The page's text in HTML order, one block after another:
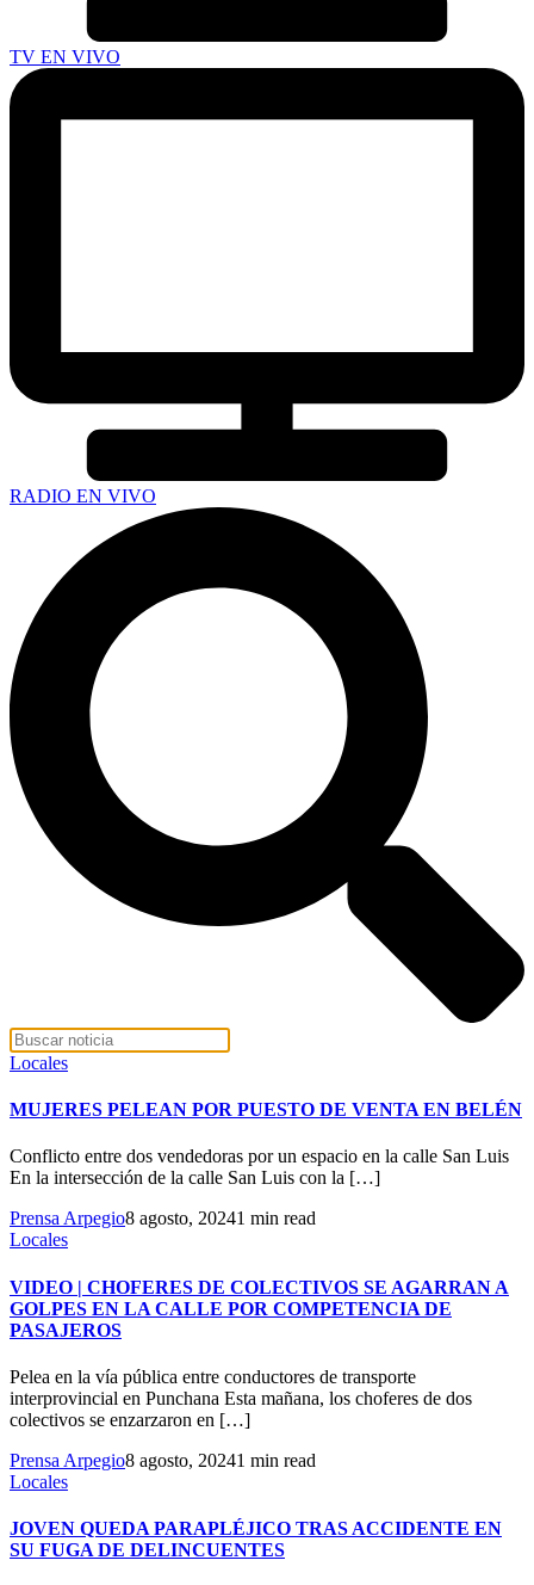
TV EN VIVO
RADIO EN VIVO
Locales
MUJERES PELEAN POR PUESTO DE VENTA EN BELÉN
Conflicto entre dos vendedoras por un espacio en la calle San Luis
En la intersección de la calle San Luis con la […]
Prensa Arpegio8 agosto, 20241 min read
Locales
VIDEO | CHOFERES DE COLECTIVOS SE AGARRAN A
GOLPES EN LA CALLE POR COMPETENCIA DE
PASAJEROS
Pelea en la vía pública entre conductores de transporte
interprovincial en Punchana Esta mañana, los choferes de dos
colectivos se enzarzaron en […]
Prensa Arpegio8 agosto, 20241 min read
Locales
JOVEN QUEDA PARAPLÉJICO TRAS ACCIDENTE EN
SU FUGA DE DELINCUENTES